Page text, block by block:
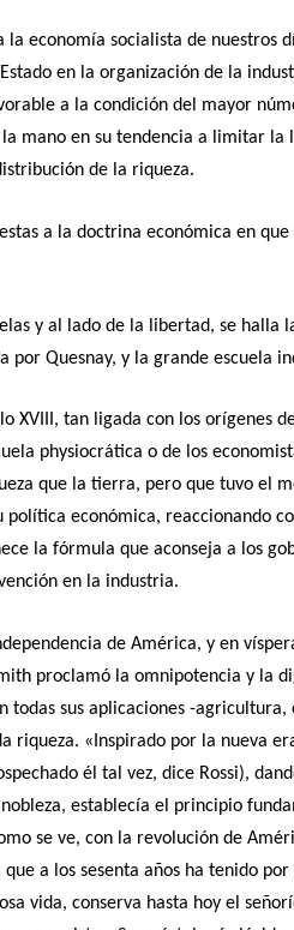
la economía socialista de nuestros
en la organización de la
a la condición del mayor
la mano en su tendencia a limitar
de la riqueza.
a la doctrina económica en
y al lado de la libertad, se halla
por Quesnay, y la grande escuela
XVIII, tan ligada con los orígenes
physiocrática o de los
que la tierra, pero que tuvo el
económica, reaccionando
la fórmula que aconseja a los
en la industria.
de América, y en
proclamó la omnipotencia y la
todas sus aplicaciones -
riqueza. «Inspirado por la nueva
él tal vez, dice Rossi),
establecía el principio
se ve, con la revolución de
a los sesenta años ha tenido
vida, conserva hasta hoy el